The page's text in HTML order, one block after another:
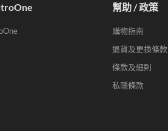
幫助 / 政策
購物指南
退貨及更換條款
條款及細則
私隱條款